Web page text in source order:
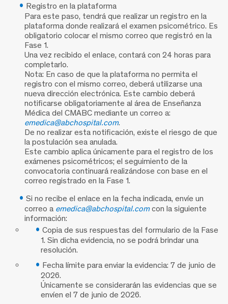
Registro en la plataforma
Para este paso, tendrá que realizar un registro en la
plataforma donde realizará el examen psicométrico. Es
obligatorio colocar el mismo correo que registró en la
Fase 1.
Una vez recibido el enlace, contará con 24 horas para
completarlo.
Nota: En caso de que la plataforma no permita el
registro con el mismo correo, deberá utilizarse una
nueva dirección electrónica. Este cambio deberá
notificarse obligatoriamente al área de Enseñanza
Médica del CMABC mediante un correo a:
emedica@abchospital.com.
De no realizar esta notificación, existe el riesgo de que
la postulación sea anulada.
Este cambio aplica únicamente para el registro de los
exámenes psicométricos; el seguimiento de la
convocatoria continuará realizándose con base en el
correo registrado en la Fase 1.
Si no recibe el enlace en la fecha indicada, envíe un
correo a emedica@abchospital.comcon la siguiente
información:
Copia de sus respuestas del formulario de la Fase
1. Sin dicha evidencia, no se podrá brindar una
resolución.
Fecha límite para enviar la evidencia: 7 de junio de
2026.
Únicamente se considerarán las evidencias que se
envíen el 7 de junio de 2026.